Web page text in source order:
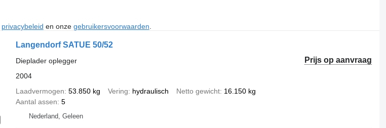
privacybeleid en onze gebruikersvoorwaarden
Langendorf SATUE 50/52
Prijs op aanvraag
Dieplader oplegger
2004
Laadvermogen 53.850 kg Vering hydraulisch Netto gewicht 16.150 kg
Aantal assen 5
Nederland, Geleen